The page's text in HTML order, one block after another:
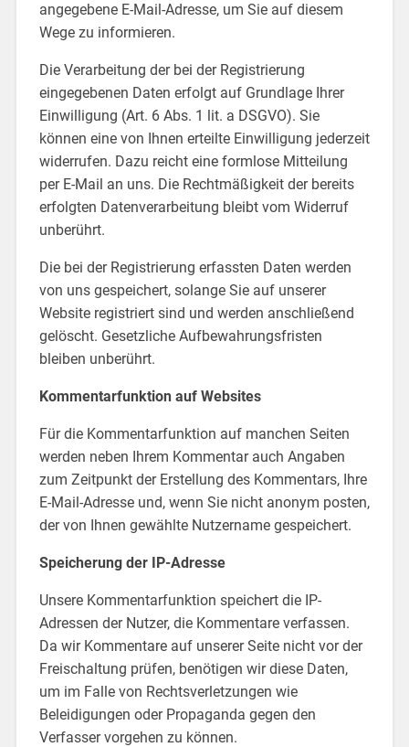
angegebene E-Mail-Adresse, um Sie auf diesem
Wege zu informieren.
Die Verarbeitung der bei der Registrierung
eingegebenen Daten erfolgt auf Grundlage Ihrer
Einwilligung (Art. 6 Abs. 1 lit. a DSGVO). Sie
können eine von Ihnen erteilte Einwilligung jederzeit
widerrufen. Dazu reicht eine formlose Mitteilung
per E-Mail an uns. Die Rechtmäßigkeit der bereits
erfolgten Datenverarbeitung bleibt vom Widerruf
unberührt.
Die bei der Registrierung erfassten Daten werden
von uns gespeichert, solange Sie auf unserer
Website registriert sind und werden anschließend
gelöscht. Gesetzliche Aufbewahrungsfristen
bleiben unberührt.
Kommentarfunktion auf Websites
Für die Kommentarfunktion auf manchen Seiten
werden neben Ihrem Kommentar auch Angaben
zum Zeitpunkt der Erstellung des Kommentars, Ihre
E-Mail-Adresse und, wenn Sie nicht anonym posten,
der von Ihnen gewählte Nutzername gespeichert.
Speicherung der IP-Adresse
Unsere Kommentarfunktion speichert die IP-
Adressen der Nutzer, die Kommentare verfassen.
Da wir Kommentare auf unserer Seite nicht vor der
Freischaltung prüfen, benötigen wir diese Daten,
um im Falle von Rechtsverletzungen wie
Beleidigungen oder Propaganda gegen den
Verfasser vorgehen zu können.